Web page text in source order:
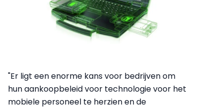
"Er ligt een enorme kans voor bedrijven om
hun aankoopbeleid voor technologie voor het
mobiele personeel te herzien en de